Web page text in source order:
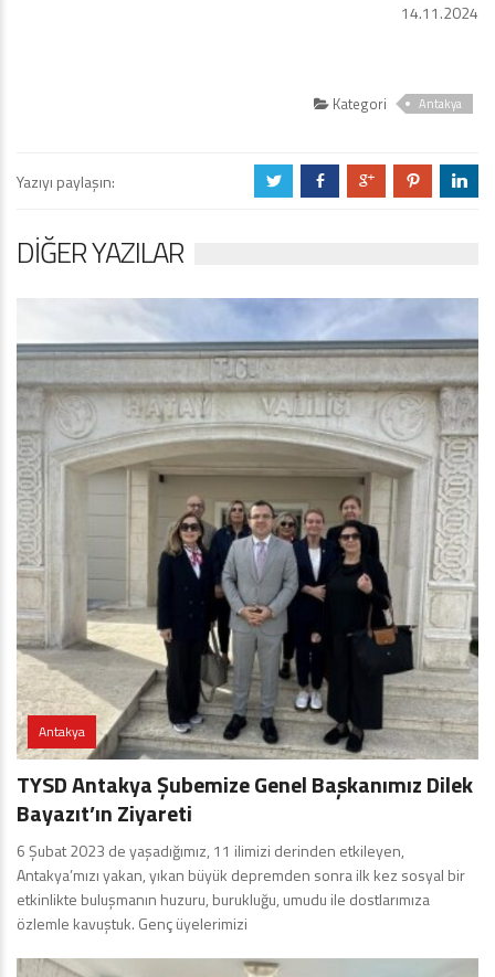
14.11.2024
Kategori Antakya
Yazıyı paylaşın: a b c d j
DIĞER YAZILAR
Antakya
TYSD Antakya Şubemize Genel Başkanımız Dilek
Bayazıt’ın Ziyareti
6 Şubat 2023 de yaşadığımız, 11 ilimizi derinden etkileyen,
Antakya’mızı yakan, yıkan büyük depremden sonra ilk kez sosyal bir
etkinlikte buluşmanın huzuru, burukluğu, umudu ile dostlarımıza
özlemle kavuştuk. Genç üyelerimizi